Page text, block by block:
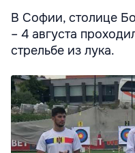
В Софии, столице
– 4 августа
стрельбе из лука.